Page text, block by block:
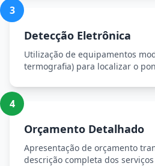
3
Detecção Eletrônica
Utilização de equipamentos
termografia) para localizar o
4
Orçamento Detalhado
Apresentação de orçamento
descrição completa dos